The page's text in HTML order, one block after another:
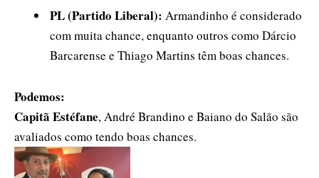
PL (Partido Liberal): Armandinho é considerado
com muita chance, enquanto outros como Dárcio
Barcarense e Thiago Martins têm boas chances.
Podemos:
Capitã Estéfane, André Brandino e Baiano do Salão são
avaliados como tendo boas chances.